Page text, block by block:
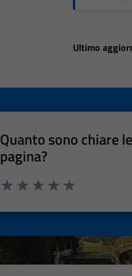
Ultimo
Quanto sono chiare
pagina?